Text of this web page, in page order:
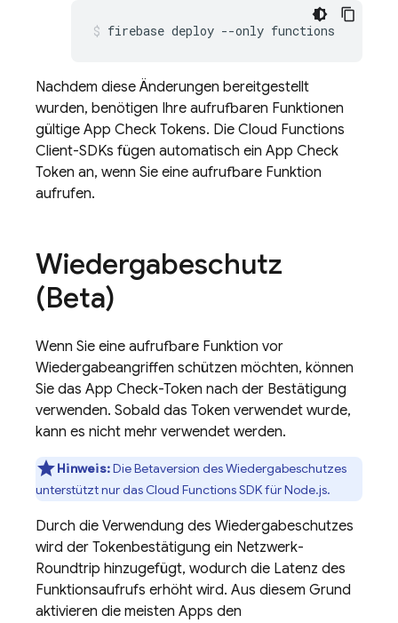
Nachdem diese Änderungen bereitgestellt
wurden, benötigen Ihre aufrufbaren Funktionen
gültige App Check Tokens. Die Cloud Functions
Client-SDKs fügen automatisch ein App Check
Token an, wenn Sie eine aufrufbare Funktion
aufrufen.
Wiedergabeschutz
(Beta)
Wenn Sie eine aufrufbare Funktion vor
Wiedergabeangriffen schützen möchten, können
Sie das App Check-Token nach der Bestätigung
verwenden. Sobald das Token verwendet wurde,
kann es nicht mehr verwendet werden.
Hinweis:Die Betaversion des Wiedergabeschutzes
unterstützt nur das Cloud Functions SDK für Node.js.
Durch die Verwendung des Wiedergabeschutzes
wird der Tokenbestätigung ein Netzwerk-
Roundtrip hinzugefügt, wodurch die Latenz des
Funktionsaufrufs erhöht wird. Aus diesem Grund
aktivieren die meisten Apps den